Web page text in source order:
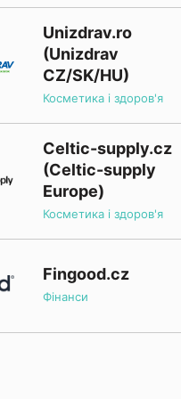
Unizdrav.ro
(Unizdrav
CZ/SK/HU)
Косметика і здоров'я
Celtic-supply.cz
(Celtic-supply
Europe)
Косметика і здоров'я
Fingood.cz
Фінанси